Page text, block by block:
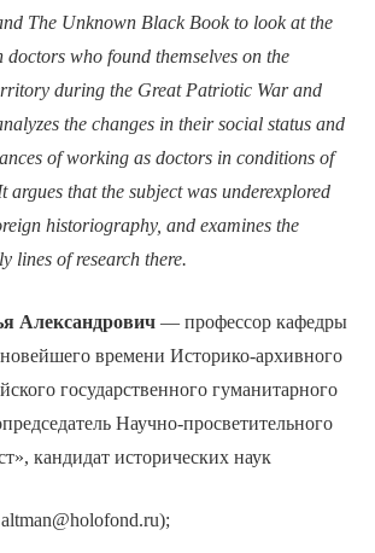
The Unknown Black Book to look at the
doctors who found themselves on the
during the Great Patriotic War and
the changes in their social status and
of working as doctors in conditions of
argues that the subject was underexplored
historiography, and examines the
lines of research there.
— профессор кафедры
времени Историко-архивного
государственного гуманитарного
Научно-просветительного
кандидат исторических наук